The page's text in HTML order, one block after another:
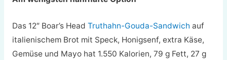
Das 12″ Boar’s Head Truthahn-Gouda-Sandwich auf
italienischem Brot mit Speck, Honigsenf, extra Käse,
Gemüse und Mayo hat 1.550 Kalorien, 79 g Fett, 27 g